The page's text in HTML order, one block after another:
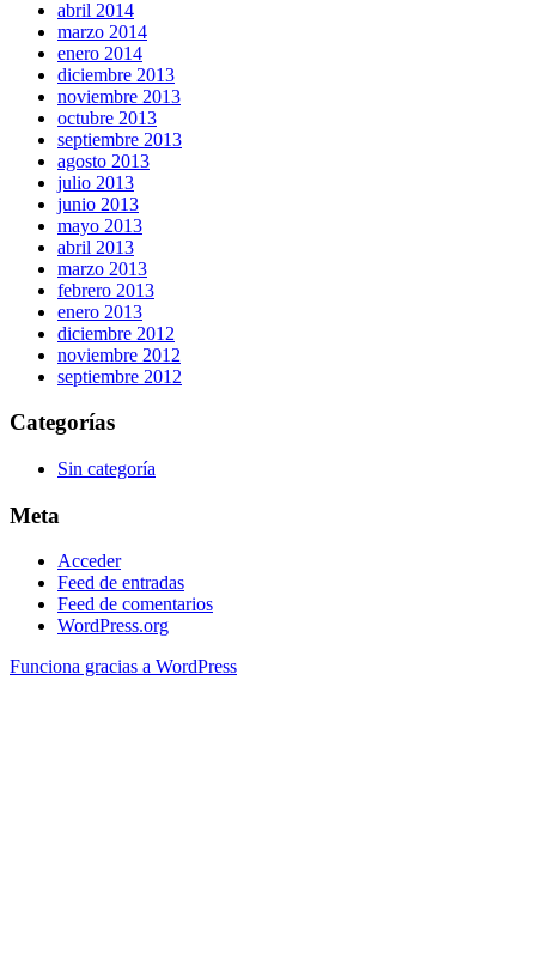
abril 2014
marzo 2014
enero 2014
diciembre 2013
noviembre 2013
octubre 2013
septiembre 2013
agosto 2013
julio 2013
junio 2013
mayo 2013
abril 2013
marzo 2013
febrero 2013
enero 2013
diciembre 2012
noviembre 2012
septiembre 2012
Categorías
Sin categoría
Meta
Acceder
Feed de entradas
Feed de comentarios
WordPress.org
Funciona gracias a WordPress